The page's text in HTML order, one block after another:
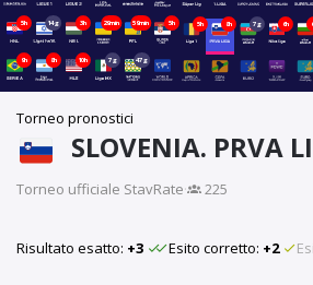
5h 14g 3h 29min 59min 5h 5h 8h 7g 6h
9h 8h 10h 7g 47g
Torneo pronostici
SLOVENIA. PRVA
Torneo ufficiale StavRate·
225
Risultato esatto: +3 Esito corretto: +2